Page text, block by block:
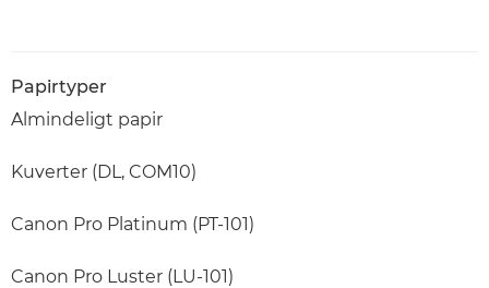
Papirtyper
Almindeligt papir
Kuverter (DL, COM10)
Canon Pro Platinum (PT-101)
Canon Pro Luster (LU-101)